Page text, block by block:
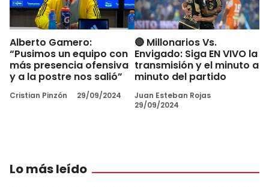
Alberto Gamero:
“Pusimos un equipo con
más presencia ofensiva
y a la postre nos salió”
Cristian Pinzón 29/09/2024
🔴 Millonarios Vs.
Envigado: Siga EN VIVO la
transmisión y el minuto a
minuto del partido
Juan Esteban Rojas
29/09/2024
Lo más leído